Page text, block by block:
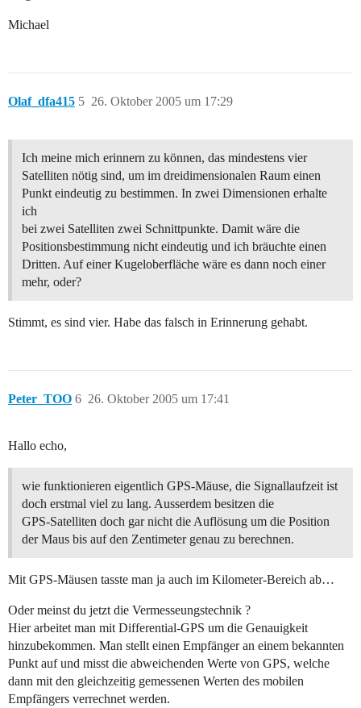
Michael
Olaf_dfa415 26. Oktober 2005 um 17:29
5
Ich meine mich erinnern zu können, das mindestens vier
Satelliten nötig sind, um im dreidimensionalen Raum einen
Punkt eindeutig zu bestimmen. In zwei Dimensionen erhalte
ich
bei zwei Satelliten zwei Schnittpunkte. Damit wäre die
Positionsbestimmung nicht eindeutig und ich bräuchte einen
Dritten. Auf einer Kugeloberfläche wäre es dann noch einer
mehr, oder?
Stimmt, es sind vier. Habe das falsch in Erinnerung gehabt.
Peter_TOO 26. Oktober 2005 um 17:41
6
Hallo echo,
wie funktionieren eigentlich GPS-Mäuse, die Signallaufzeit ist
doch erstmal viel zu lang. Ausserdem besitzen die
GPS-Satelliten doch gar nicht die Auflösung um die Position
der Maus bis auf den Zentimeter genau zu berechnen.
Mit GPS-Mäusen tasste man ja auch im Kilometer-Bereich ab…
Oder meinst du jetzt die Vermesseungstechnik ?
Hier arbeitet man mit Differential-GPS um die Genauigkeit
hinzubekommen. Man stellt einen Empfänger an einem bekannten
Punkt auf und misst die abweichenden Werte von GPS, welche
dann mit den gleichzeitig gemessenen Werten des mobilen
Empfängers verrechnet werden.